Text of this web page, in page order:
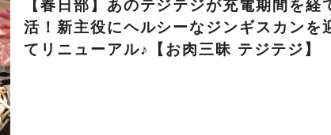
【春日部】あのテジテジが充電期間を経
活！新主役にヘルシーなジンギスカンを
てリニューアル♪【お肉三昧 テジテジ】